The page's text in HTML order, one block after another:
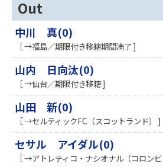
Out
中川 真(0)
［ →福島／期限付き移籍期間満了 ]
山内 日向汰(0)
［ →仙台／期限付き移籍 ]
山田 新(0)
［ →セルティックFC（スコットランド） ]
セサル アイダル(0)
［ →アトレティコ・ナシオナル（コロン